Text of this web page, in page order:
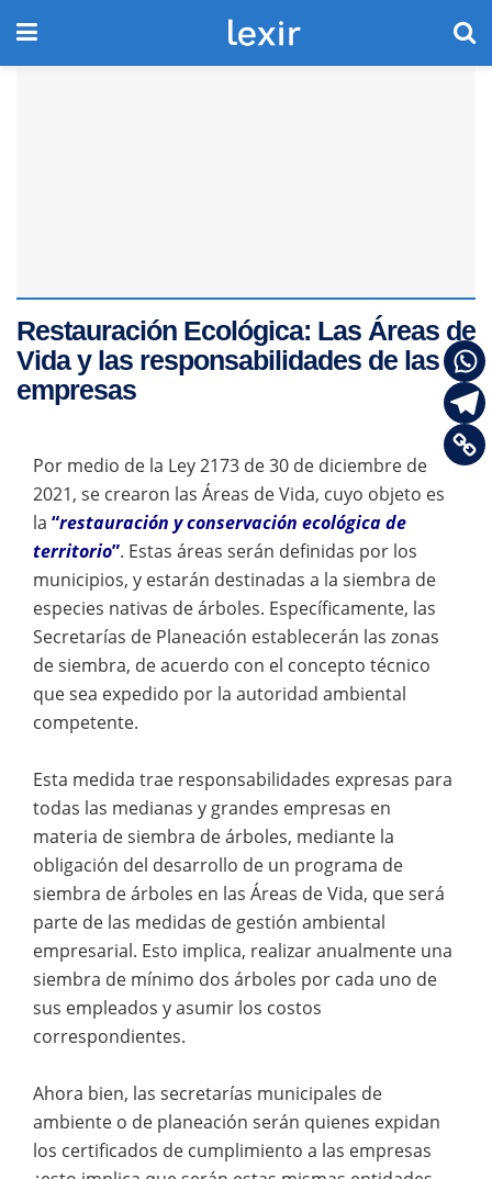
Restauración Ecológica: Las Áreas de
Vida y las responsabilidades de las
empresas
Por medio de la Ley 2173 de 30 de diciembre de
2021, se crearon las Áreas de Vida, cuyo objeto es
la “restauración y conservación ecológica de
territorio”. Estas áreas serán definidas por los
municipios, y estarán destinadas a la siembra de
especies nativas de árboles. Específicamente, las
Secretarías de Planeación establecerán las zonas
de siembra, de acuerdo con el concepto técnico
que sea expedido por la autoridad ambiental
competente.
Esta medida trae responsabilidades expresas para
todas las medianas y grandes empresas en
materia de siembra de árboles, mediante la
obligación del desarrollo de un programa de
siembra de árboles en las Áreas de Vida, que será
parte de las medidas de gestión ambiental
empresarial. Esto implica, realizar anualmente una
siembra de mínimo dos árboles por cada uno de
sus empleados y asumir los costos
correspondientes.
Ahora bien, las secretarías municipales de
ambiente o de planeación serán quienes expidan
los certificados de cumplimiento a las empresas